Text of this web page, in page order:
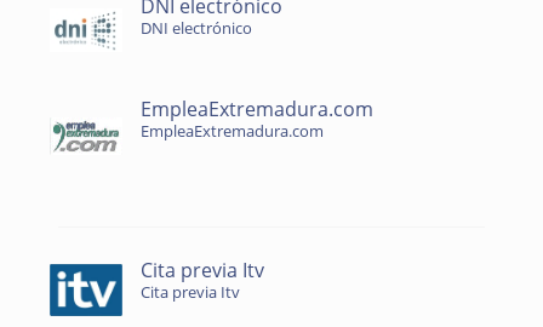
DNI electrónico
DNI electrónico
EmpleaExtremadura.com
EmpleaExtremadura.com
Cita previa Itv
Cita previa Itv